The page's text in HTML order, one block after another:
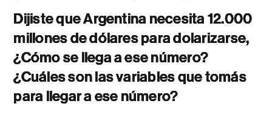
Dijiste que Argentina necesita 12.000
millones de dólares para dolarizarse,
¿Cómo se llega a ese número?
¿Cuáles son las variables que tomás
para llegar a ese número?